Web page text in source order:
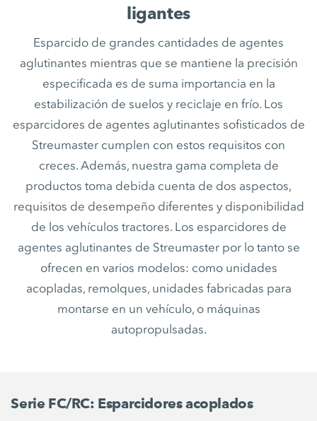
ligantes
Esparcido de grandes cantidades de agentes
aglutinantes mientras que se mantiene la precisión
especificada es de suma importancia en la
estabilización de suelos y reciclaje en frío. Los
esparcidores de agentes aglutinantes sofisticados de
Streumaster cumplen con estos requisitos con
creces. Además, nuestra gama completa de
productos toma debida cuenta de dos aspectos,
requisitos de desempeño diferentes y disponibilidad
de los vehículos tractores. Los esparcidores de
agentes aglutinantes de Streumaster por lo tanto se
ofrecen en varios modelos: como unidades
acopladas, remolques, unidades fabricadas para
montarse en un vehículo, o máquinas
autopropulsadas.
Serie FC/RC: Esparcidores acoplados